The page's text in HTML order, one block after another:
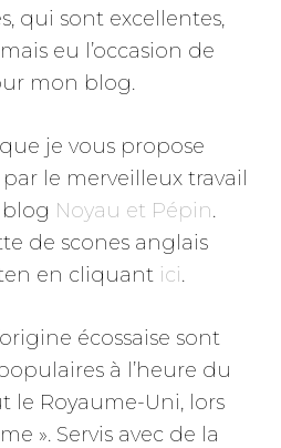
qui sont excellentes,
eu l’occasion de
mon blog.
je vous propose
le merveilleux travail
Noyau et Pépin.
de scones anglais
en cliquant ici.
écossaise sont
à l’heure du
le Royaume-Uni, lors
». Servis avec de la